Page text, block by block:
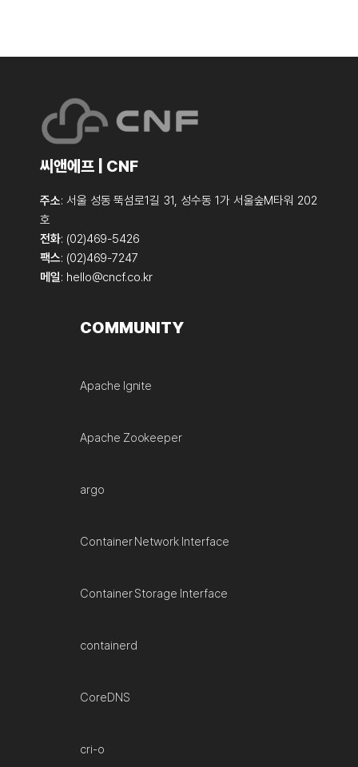
씨앤에프 | CNF
주소: 서울 성동 뚝섬로1길 31, 성수동 1가 서울숲M타워 202
호
전화: (02)469-5426
팩스: (02)469-7247
메일: hello@cncf.co.kr
COMMUNITY
Apache Ignite
Apache Zookeeper
argo
Container Network Interface
Container Storage Interface
containerd
CoreDNS
cri-o